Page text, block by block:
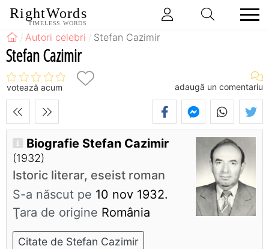
RightWords
TIMELESS WORDS
Autori celebri Stefan Cazimir
Stefan Cazimir
votează acum adaugă un comentariu
Biografie Stefan Cazimir
(1932)
Istoric literar, eseist roman
S-a născut pe 10 nov 1932.
Ţara de origine România
Citate de Stefan Cazimir